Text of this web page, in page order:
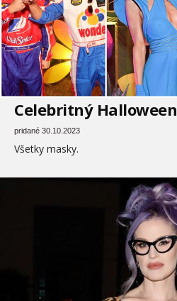
Celebritný Halloween
pridané 30.10.2023
Všetky masky.